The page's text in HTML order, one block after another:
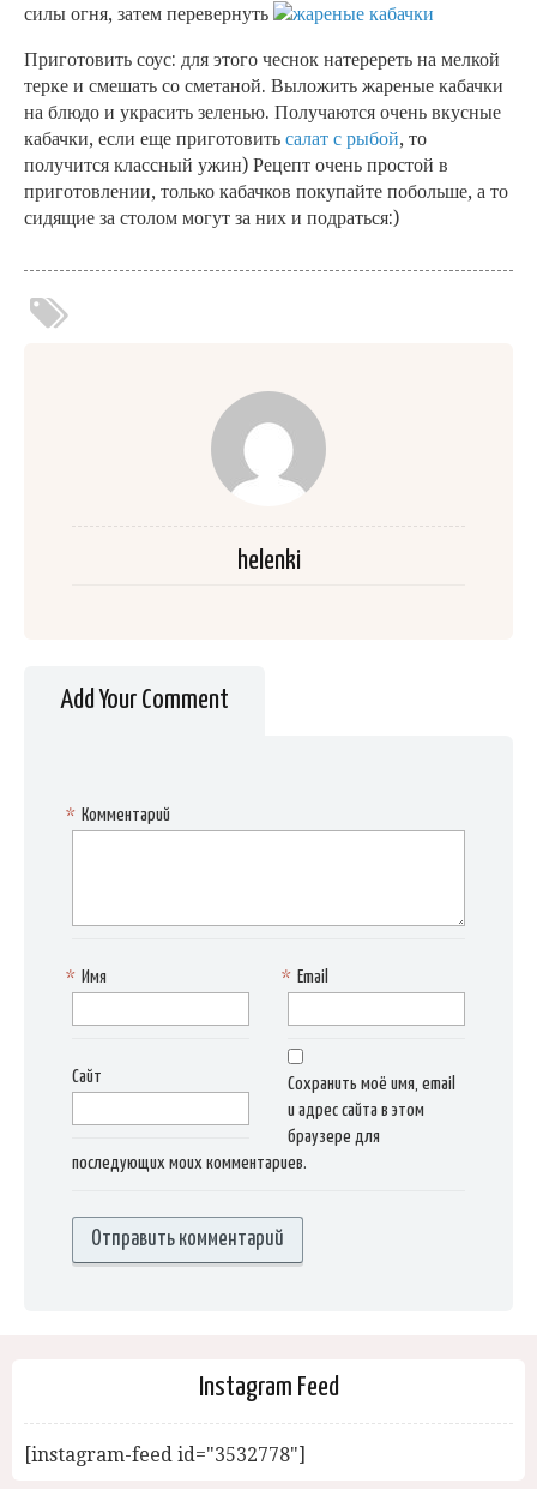
силы огня, затем перевернуть
Приготовить соус: для этого чеснок натеререть на мелкой
терке и смешать со сметаной. Выложить жареные кабачки
на блюдо и украсить зеленью. Получаются очень вкусные
кабачки, если еще приготовить салат с рыбой, то
получится классный ужин) Рецепт очень простой в
приготовлении, только кабачков покупайте побольше, а то
сидящие за столом могут за них и подраться:)
helenki
Add Your Comment
Комментарий
*
Имя
* Email
*
Сайт
Сохранить моё имя, email
и адрес сайта в этом
браузере для
последующих моих комментариев.
Instagram Feed
[instagram-feed id="3532778"]